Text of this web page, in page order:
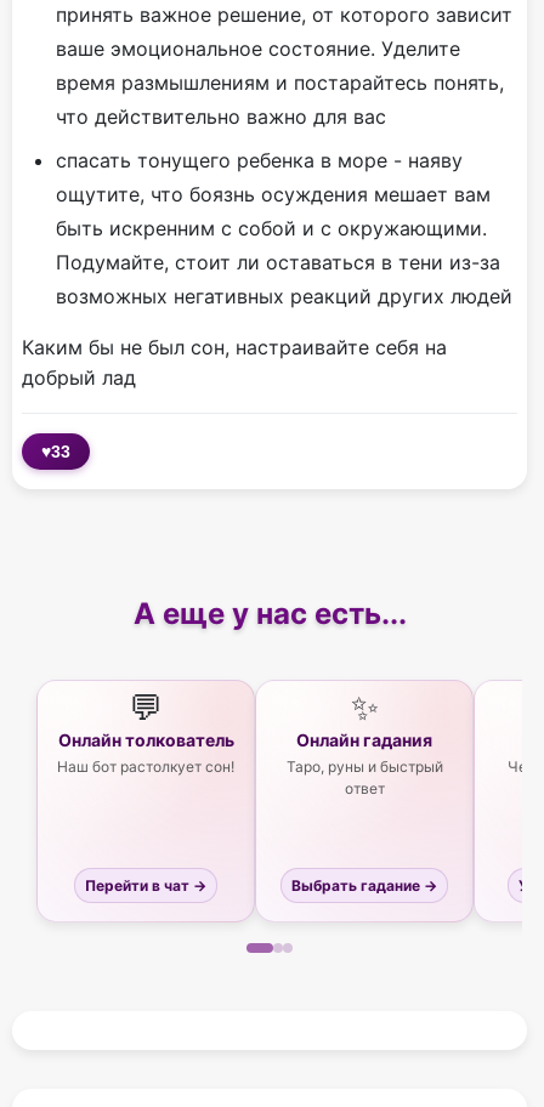
принять важное решение, от которого зависит
ваше эмоциональное состояние. Уделите
время размышлениям и постарайтесь понять,
что действительно важно для вас
спасать тонущего ребенка в море - наяву
ощутите, что боязнь осуждения мешает вам
быть искренним с собой и с окружающими.
Подумайте, стоит ли оставаться в тени из-за
возможных негативных реакций других людей
Каким бы не был сон, настраивайте себя на
добрый лад
♥33
А еще у нас есть...
💬
Онлайн толкователь
Наш бот растолкует сон!
Перейти в чат →
✨
Онлайн гадания
Таро, руны и быстрый
ответ
Выбрать гадание →